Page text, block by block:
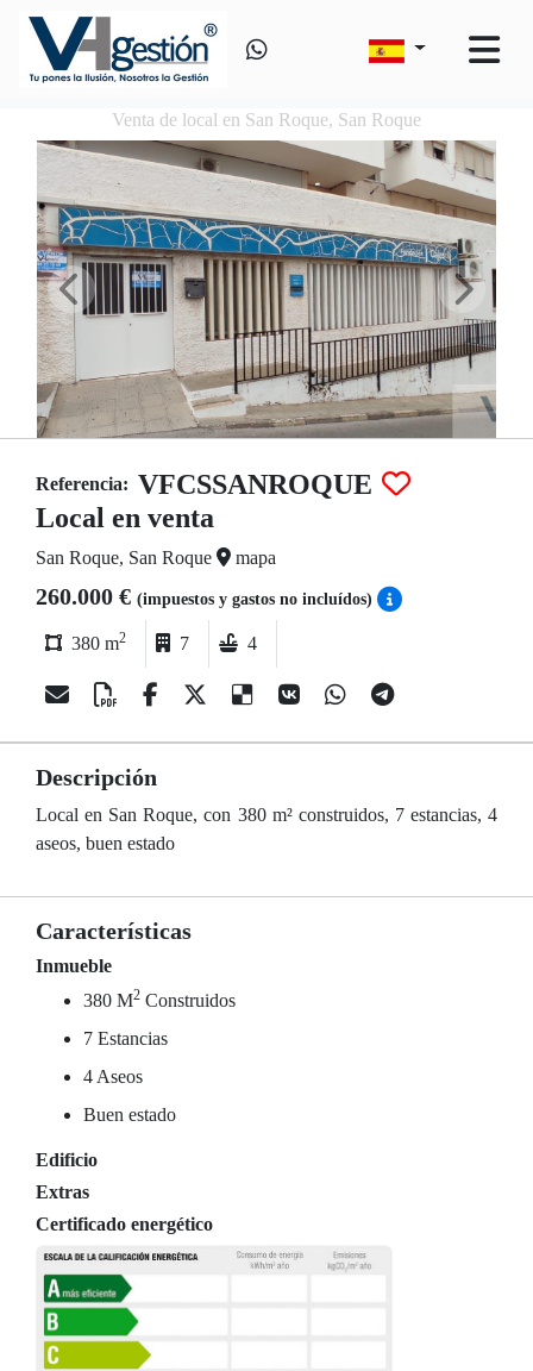
Venta de local en San Roque, San Roque
Referencia: VFCSSANROQUE
Local en venta
San Roque, San Roque mapa
260.000 € (impuestos y gastos no incluídos)
380 m2 7 4
Descripción
Local en San Roque, con 380 m² construidos, 7 estancias, 4
aseos, buen estado
Características
Inmueble
380 M2 Construidos
7 Estancias
4 Aseos
Buen estado
Edificio
Extras
Certificado energético